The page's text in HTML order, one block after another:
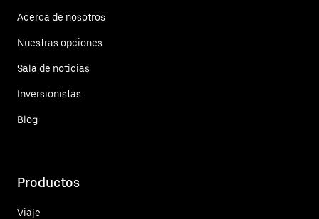
Acerca de nosotros
Nuestras opciones
Sala de noticias
Inversionistas
Blog
Productos
Viaje